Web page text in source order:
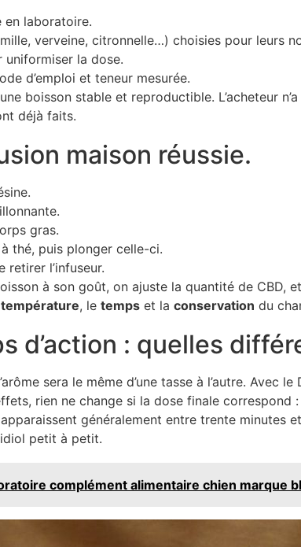
en laboratoire.
verveine, citronnelle…) choisies pour leurs
la dose.
d’emploi et teneur mesurée.
boisson stable et reproductible. L’acheteur
déjà faits.
maison réussie.
gras.
thé, puis plonger celle-ci.
retirer l’infuseur.
à son goût, on ajuste la quantité de CBD,
température, le temps et la conservation du
d’action : quelles
sera le même d’une tasse à l’autre. Avec le
rien ne change si la dose finale
généralement entre trente minutes
petit à petit.
complément alimentaire chien marque